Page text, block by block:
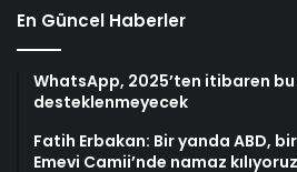
En Güncel Haberler
WhatsApp, 2025’ten itibaren
desteklenmeyecek
Fatih Erbakan: Bir yanda ABD,
Emevi Camii’nde namaz kılıyoruz